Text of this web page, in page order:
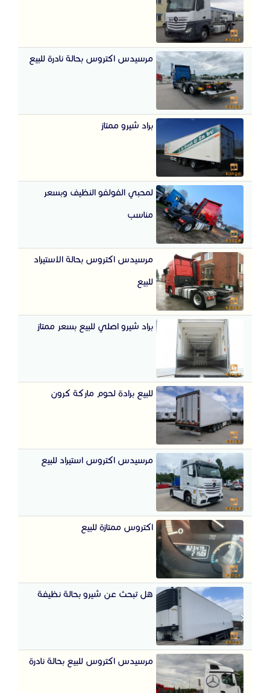
مرسيدس اكتروس بحالة نادرة للبيع
براد شيرو ممتاز
لمحبي الفولفو النظيف وبسعر
مناسب
مرسيدس اكتروس بحالة الاستيراد
للبيع
براد شيرو اصلي للبيع بسعر ممتاز
للبيع برادة لحوم ماركة كرون
مرسيدس اكتروس استيراد للبيع
اكتروس ممتازة للبيع
هل تبحث عن شيرو بحالة نظيفة
مرسيدس اكتروس للبيع بحالة نادرة